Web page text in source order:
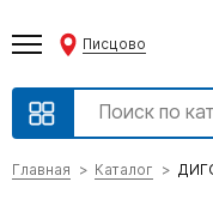
Писцово
Главная Каталог